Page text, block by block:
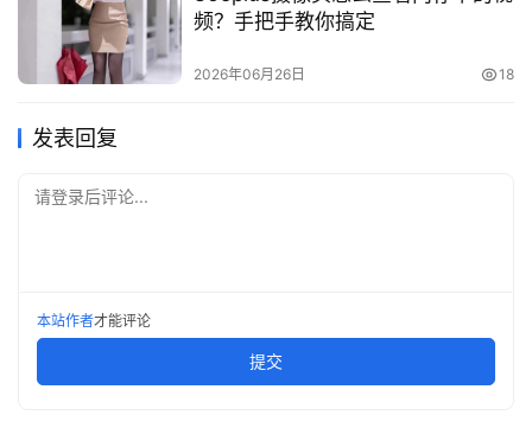
频？手把手教你搞定
2026年06月26日 18
发表回复
请登录后评论...
本站作者才能评论
提交